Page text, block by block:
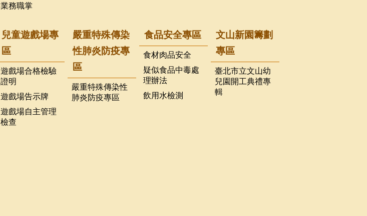
業務職掌
兒童遊戲場專
區
遊戲場合格檢驗
證明
遊戲場告示牌
遊戲場自主管理
檢查
嚴重特殊傳染
性肺炎防疫專
區
嚴重特殊傳染性
肺炎防疫專區
食品安全專區
食材肉品安全
疑似食品中毒處
理辦法
飲用水檢測
文山新園籌劃
專區
臺北市立文山幼
兒園開工典禮專
輯